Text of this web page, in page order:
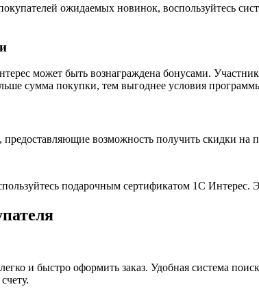
ожидаемых новинок, воспользуйтесь
может быть вознаграждена бонусами.
сумма покупки, тем выгоднее условия
предоставляющие возможность получить скидки на
подарочным сертификатом 1С
и быстро оформить заказ. Удобная система